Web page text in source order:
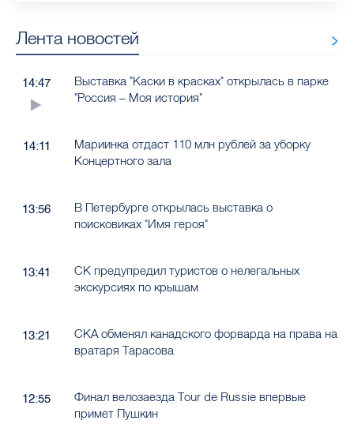
Лента новостей
14:47
Выставка "Каски в красках" открылась в парке
"Россия – Моя история"
14:11
Мариинка отдаст 110 млн рублей за уборку
Концертного зала
13:56
В Петербурге открылась выставка о
поисковиках "Имя героя"
13:41
СК предупредил туристов о нелегальных
экскурсиях по крышам
13:21
СКА обменял канадского форварда на права на
вратаря Тарасова
12:55
Финал велозаезда Tour de Russie впервые
примет Пушкин